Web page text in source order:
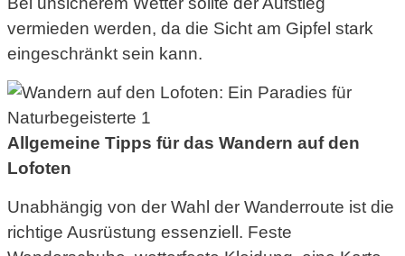
vermieden werden, da die Sicht am Gipfel stark
eingeschränkt sein kann.
Allgemeine Tipps für das Wandern auf den
Lofoten
Unabhängig von der Wahl der Wanderroute ist die
richtige Ausrüstung essenziell. Feste